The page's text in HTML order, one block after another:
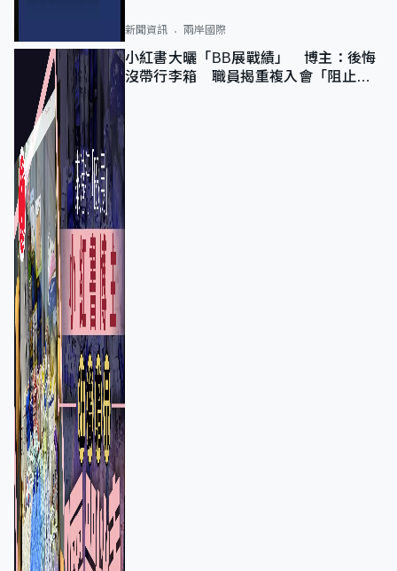
新聞資訊 兩岸國際
小紅書大曬「BB展戰績」 博主：後悔
沒帶行李箱 職員揭重複入會「阻止唔